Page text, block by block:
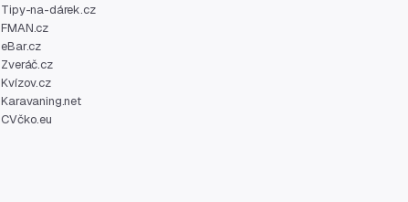
Tipy-na-dárek.cz
FMAN.cz
eBar.cz
Zveráč.cz
Kvízov.cz
Karavaning.net
CVčko.eu